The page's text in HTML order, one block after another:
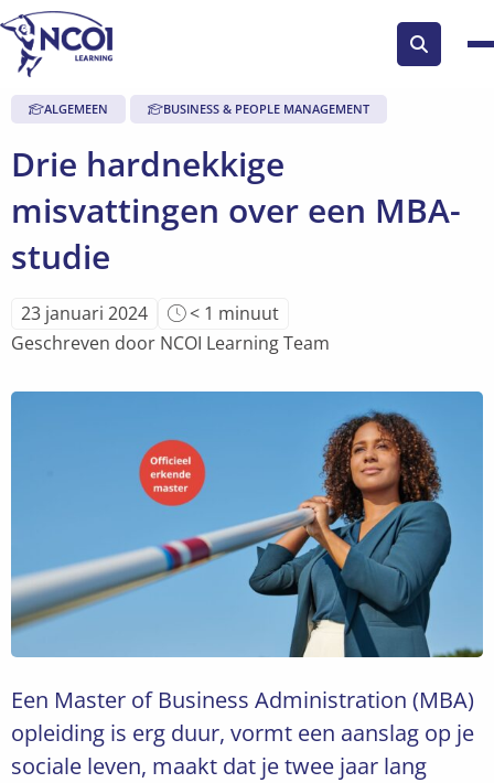
Zoek
knop
Drie hardnekkige
misvattingen over een MBA-
studie
ALGEMEEN BUSINESS & PEOPLE MANAGEMENT
23 januari 2024
Leestijd
van
is
< 1 minuut
Geschreven door NCOI Learning Team
Een Master of Business Administration (MBA)
opleiding is erg duur, vormt een aanslag op je
sociale leven, maakt dat je twee jaar lang